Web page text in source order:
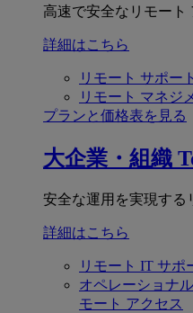
高速で安全なリモート
詳細はこちら
リモート サポート
リモート マネジ
プランと価格表を見る
大企業・組織
安全な運用を実現する
詳細はこちら
リモート IT サポ
オペレーショナ
モート アクセス